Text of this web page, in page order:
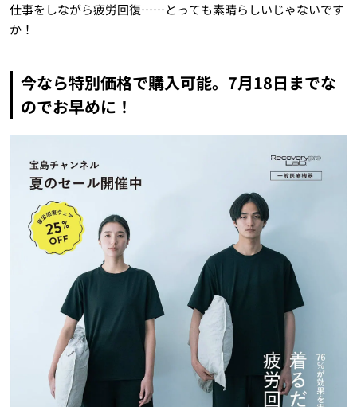
仕事をしながら疲労回復……とっても素晴らしいじゃないです
か！
今なら特別価格で購入可能。7月18日までな
のでお早めに！